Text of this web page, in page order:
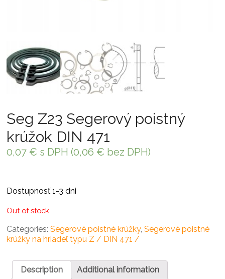
Seg Z23 Segerový poistný
krúžok DIN 471
0,07 € s DPH (0,06 € bez DPH)
Dostupnosť 1-3 dni
Out of stock
Categories:Segerové poistné krúžky,Segerové poistné
krúžky na hriadeľ typu Z / DIN 471 /
Description Additional information